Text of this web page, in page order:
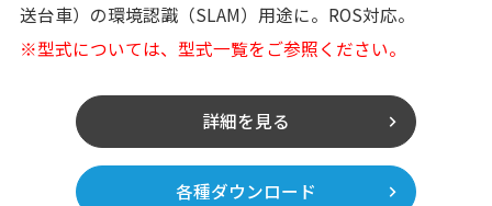
送台車）の環境認識（SLAM）用途に。ROS対応。
※型式については、型式一覧をご参照ください。
詳細を見る
各種ダウンロード